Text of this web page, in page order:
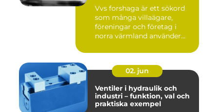
Vvs forshaga är ett sökord
som många villaägare,
föreningar och företag i
norra värmland använder
02. jun
Ventiler i hydraulik och
industri – funktion, val och
praktiska exempel